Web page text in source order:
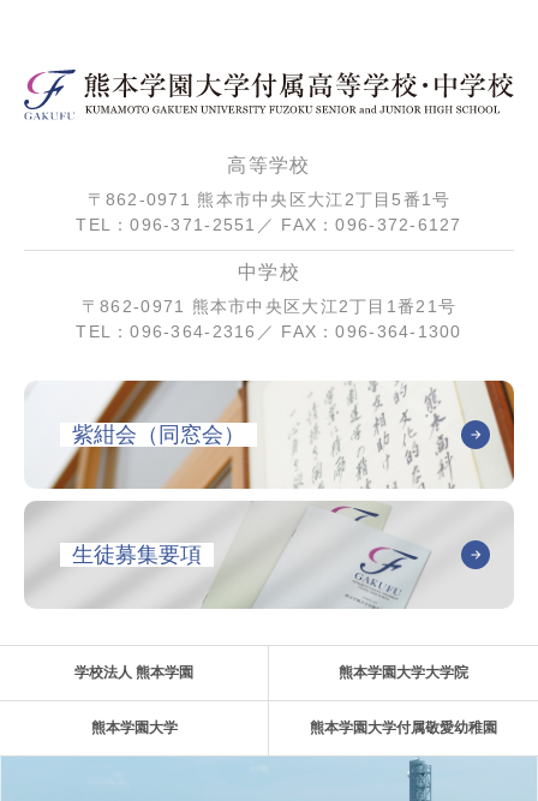
高等学校
〒862-0971 熊本市中央区大江2丁目5番1号
TEL：096-371-2551／ FAX：096-372-6127
中学校
〒862-0971 熊本市中央区大江2丁目1番21号
TEL：096-364-2316／ FAX：096-364-1300
紫紺会（同窓会）
生徒募集要項
学校法人 熊本学園 熊本学園大学大学院
熊本学園大学 熊本学園大学付属敬愛幼稚園